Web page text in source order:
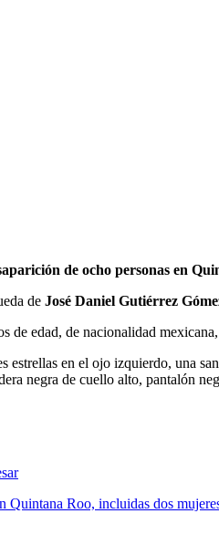
de ocho personas en
de José Daniel Gutiérrez
de edad, de nacionalidad
estrellas en el ojo izquierdo, una
negra de cuello alto, pantalón
Quintana Roo, incluidas dos